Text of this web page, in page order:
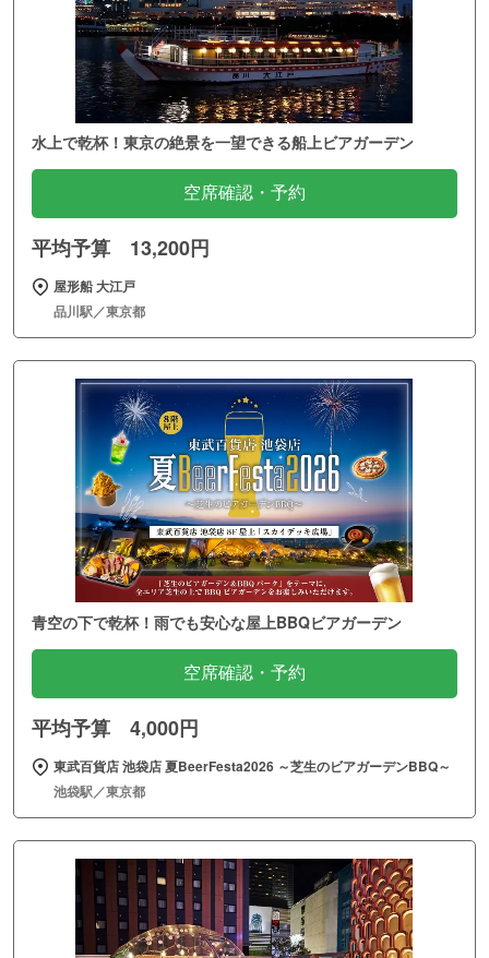
水上で乾杯！東京の絶景を一望できる船上ビアガーデン
空席確認・予約
平均予算 13,200円
屋形船 大江戸
品川駅／東京都
青空の下で乾杯！雨でも安心な屋上BBQビアガーデン
空席確認・予約
平均予算 4,000円
東武百貨店 池袋店 夏BeerFesta2026 ～芝生のビアガーデンBBQ～
池袋駅／東京都